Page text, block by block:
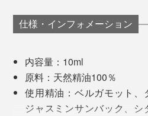
く、他のアロマツールにも使え
仕様・インフォメーション
内容量：10ml
原料：天然精油100％
使用精油：ベルガモット、
ジャスミンサンバック、